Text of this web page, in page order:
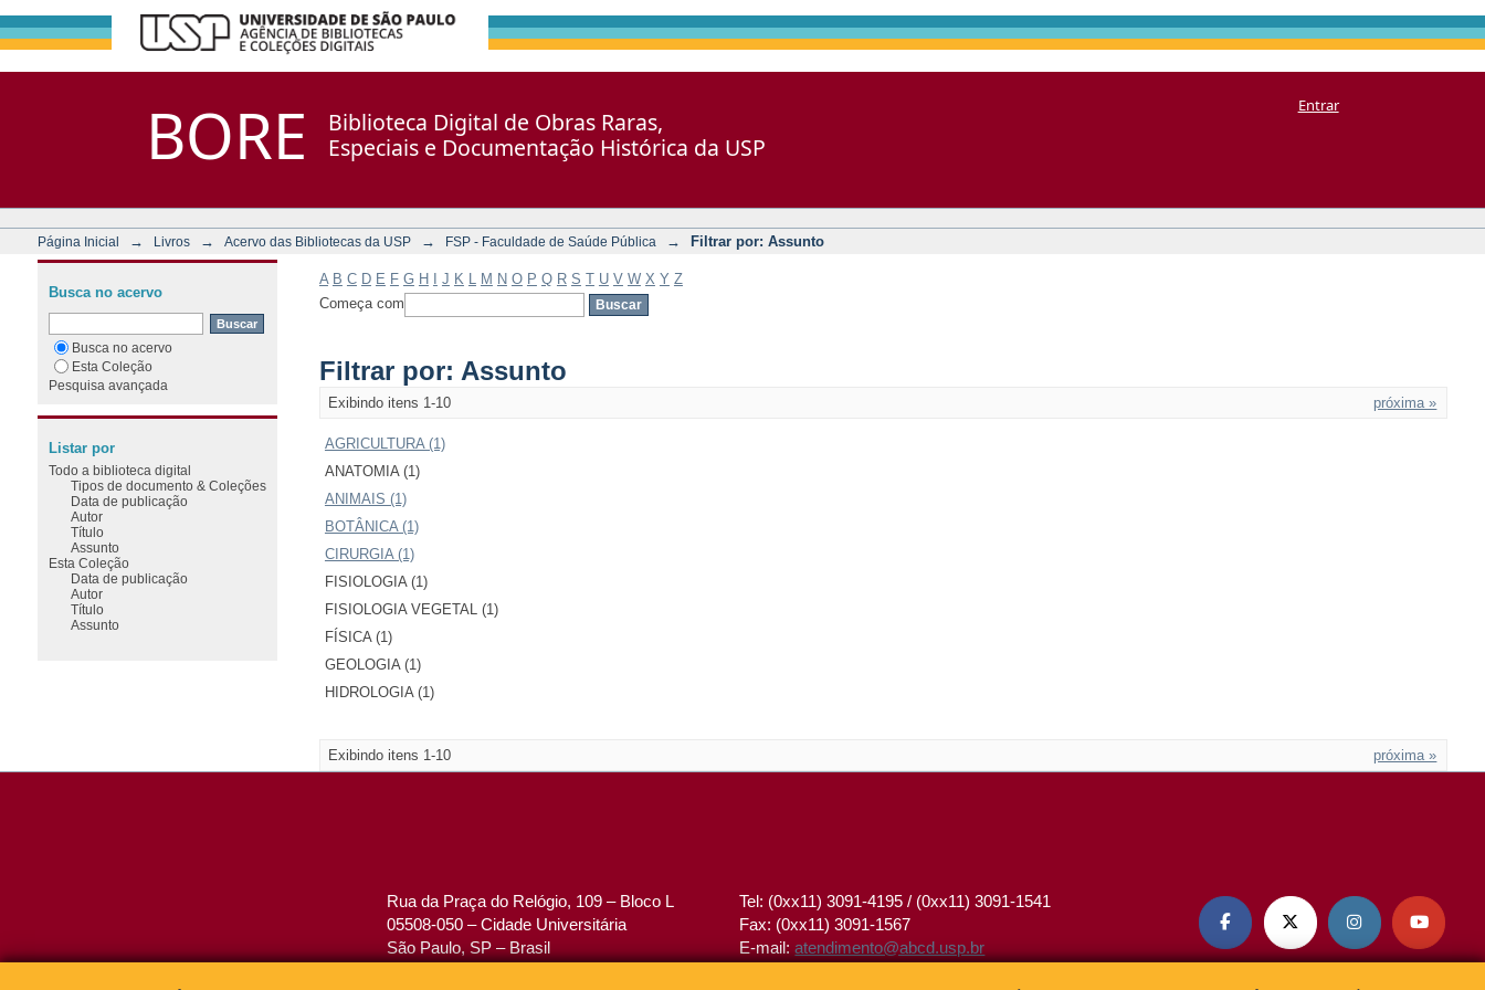
BORE
Biblioteca Digital de Obras Raras,
Especiais e Documentação Histórica da USP
Entrar
Página Inicial → Livros → Acervo das Bibliotecas da USP → FSP - Faculdade de Saúde Pública → Filtrar por: Assunto
A B C D E F G H J K M N O P Q R S T U V W X Y Z
Começa com
Filtrar por: Assunto
Exibindo itens 1-10 próxima »
AGRICULTURA (1)
ANATOMIA (1)
ANIMAIS (1)
BOTÂNICA (1)
CIRURGIA (1)
FISIOLOGIA (1)
FISIOLOGIA VEGETAL (1)
FÍSICA (1)
GEOLOGIA (1)
HIDROLOGIA (1)
Exibindo itens 1-10 próxima »
Busca no acervo
Busca no acervo
Esta Coleção
Pesquisa avançada
Listar por
Todo a biblioteca digital
Tipos de documento & Coleções
Data de publicação
Autor
Título
Assunto
Esta Coleção
Data de publicação
Autor
Título
Assunto
Rua da Praça do Relógio, 109 – Bloco L
05508-050 – Cidade Universitária
São Paulo, SP – Brasil
Tel: (0xx11) 3091-4195 / (0xx11) 3091-1541
Fax: (0xx11) 3091-1567
E-mail:atendimento@abcd.usp.br
   